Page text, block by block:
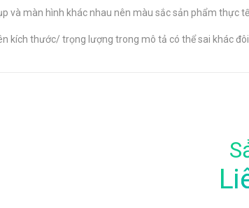
và màn hình khác nhau nên màu sắc sản phẩm thực
kích thước/ trọng lượng trong mô tả có thể sai khác